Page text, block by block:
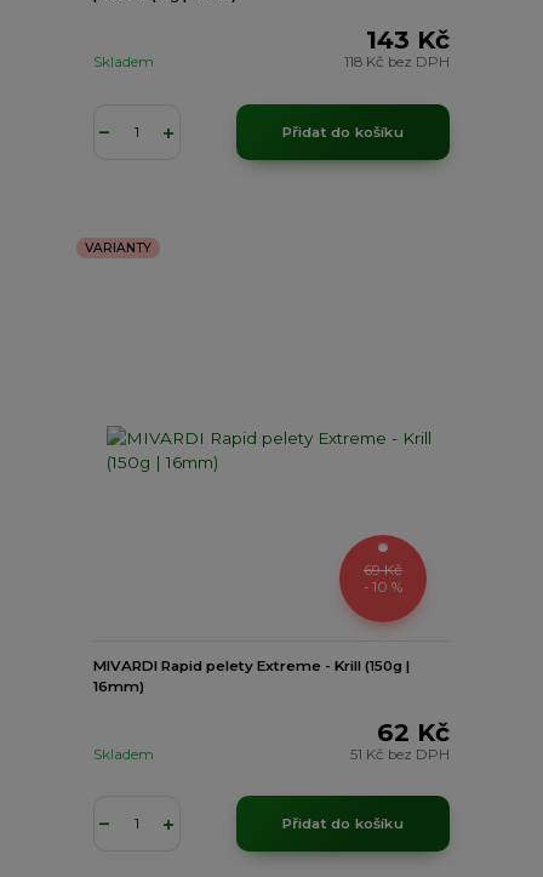
143 Kč
118 Kč bez DPH
Skladem
Přidat do košíku
VARIANTY
69 Kč
- 10 %
MIVARDI Rapid pelety Extreme - Krill (150g |
16mm)
62 Kč
51 Kč bez DPH
Skladem
Přidat do košíku